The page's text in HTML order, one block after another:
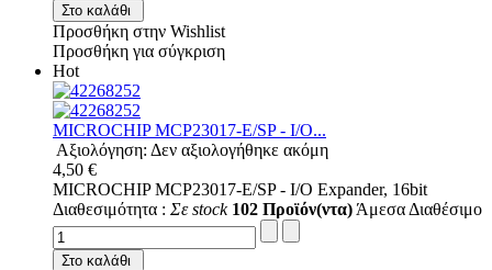
Στο καλάθι
Προσθήκη στην Wishlist
Προσθήκη για σύγκριση
Hot
MICROCHIP MCP23017-E/SP - I/O...
Αξιολόγηση: Δεν αξιολογήθηκε ακόμη
4,50 €
MICROCHIP MCP23017-E/SP - I/O Expander, 16bit
Διαθεσιμότητα : Σε stock 102 Προϊόν(ντα) Άμεσα Διαθέσιμο
Στο καλάθι